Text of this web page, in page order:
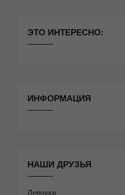
ЭТО ИНТЕРЕСНО:
ИНФОРМАЦИЯ
НАШИ ДРУЗЬЯ
Левчуки